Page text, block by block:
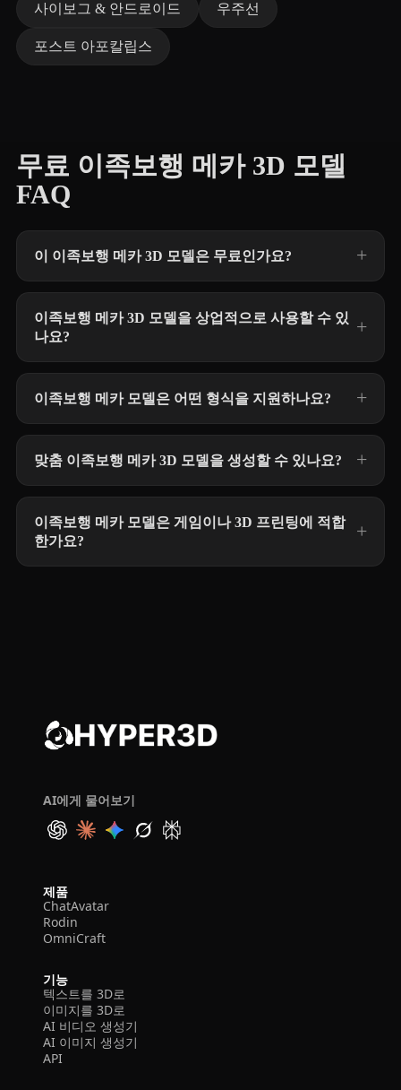
사이보그 & 안드로이드 우주선
포스트 아포칼립스
무료 이족보행 메카 3D 모델
FAQ
이 이족보행 메카 3D 모델은 무료인가요?
이족보행 메카 3D 모델을 상업적으로 사용할 수 있
나요?
이족보행 메카 모델은 어떤 형식을 지원하나요?
맞춤 이족보행 메카 3D 모델을 생성할 수 있나요?
이족보행 메카 모델은 게임이나 3D 프린팅에 적합
한가요?
AI에게 물어보기
제품
ChatAvatar
Rodin
OmniCraft
기능
텍스트를 3D로
이미지를 3D로
AI 비디오 생성기
AI 이미지 생성기
API